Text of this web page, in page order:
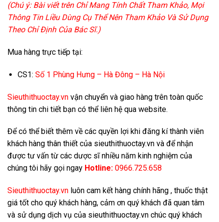
(Chú ý: Bài viết trên Chỉ Mang Tính Chất Tham Khảo, Mọi
Thông Tin Liều Dùng Cụ Thể Nên Tham Khảo Và Sử Dụng
Theo Chỉ Định Của Bác Sĩ.)
Mua hàng trực tiếp tại:
CS1: Số 1 Phùng Hưng – Hà Đông – Hà Nội
Sieuthithuoctay.vn vận chuyển và giao hàng trên toàn quốc
thông tin chi tiết bạn có thể liên hệ qua website.
Để có thể biết thêm về các quyền lợi khi đăng kí thành viên
khách hàng thân thiết của sieuthithuoctay.vn và để nhận
được tư vấn từ các dược sĩ nhiều năm kinh nghiệm của
chúng tôi hãy gọi ngay Hotline: 0966.725.658
Sieuthithuoctay.vn luôn cam kết hàng chính hãng , thuốc thật
giá tốt cho quý khách hàng, cảm ơn quý khách đã quan tâm
và sử dụng dịch vụ của sieuthithuoctay.vn chúc quý khách